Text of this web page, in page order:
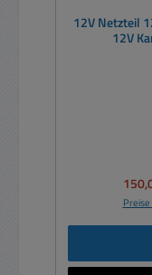
12V Netzteil 12V 8A 100W im
12V